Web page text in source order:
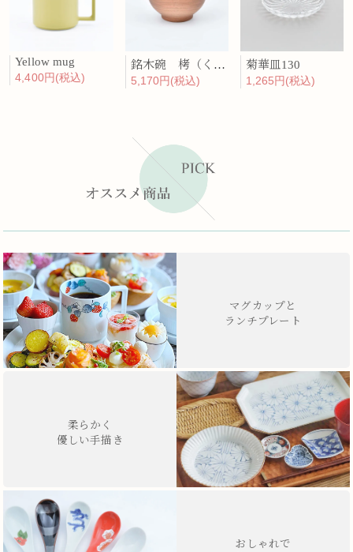
Yellow mug
4,400円(税込)
銘木碗 栲（くるみ）
5,170円(税込)
菊華皿130
1,265円(税込)
マグカップと
ランチプレート
柔らかく
優しい手描き
おしゃれで